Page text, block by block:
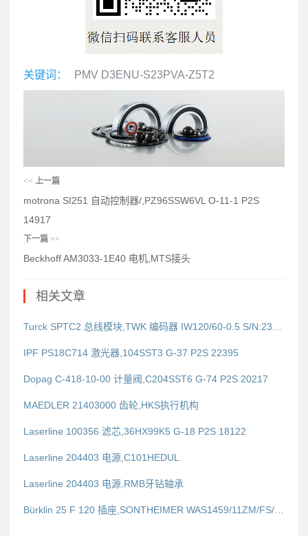
关键词： PMV D3ENU-S23PVA-Z5T2
<< 上一篇
motrona SI251 自动控制器/,PZ96SSW6VL O-11-1 P2S
14917
下一篇 >>
Beckhoff AM3033-1E40 电机,MTS接头
相关文章
Turck SPTC2 总线模块,TWK 编码器 IW120/60-0.5 S/N:23884
IPF PS18C714 激光器,104SST3 G-37 P2S 22395
Dopag C-418-10-00 计量阀,C204SST6 G-74 P2S 20217
MAEDLER 21403000 齿轮,HKS执行机构
Laserline 100356 滤芯,36HX99K5 G-18 P2S 18122
Laserline 204403 电源,C101HEDUL
Laserline 204403 电源,RMB牙钻轴承
Bürklin 25 F 120 插座,SONTHEIMER WAS1459/11ZM/FS/Z11/16/53 转换开关